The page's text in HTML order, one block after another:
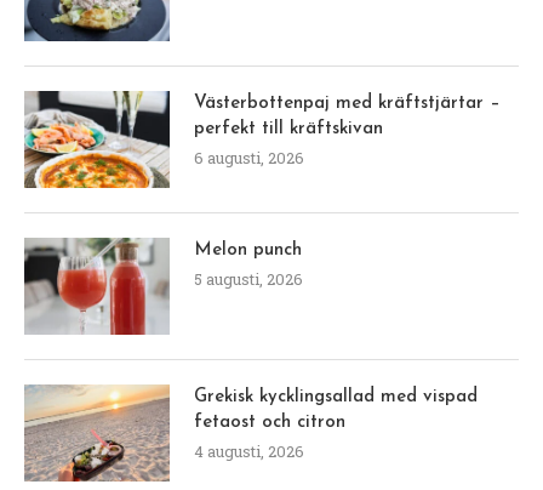
Västerbottenpaj med kräftstjärtar –
perfekt till kräftskivan
6 augusti, 2026
Melon punch
5 augusti, 2026
Grekisk kycklingsallad med vispad
fetaost och citron
4 augusti, 2026